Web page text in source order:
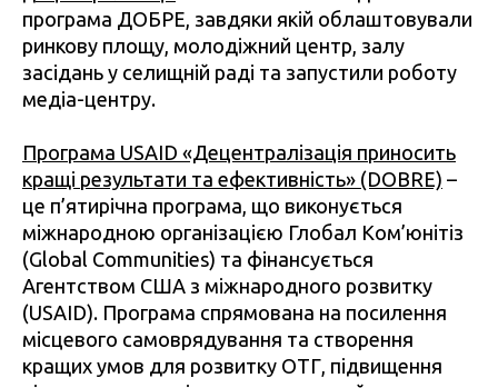
програма ДОБРЕ, завдяки якій облаштовували
ринкову площу, молодіжний центр, залу
засідань у селищній раді та запустили роботу
медіа-центру.
Програма USAID «Децентралізація приносить
кращі результати та ефективність» (DOBRE) –
це п’ятирічна програма, що виконується
міжнародною організацією Глобал Ком’юнітіз
(Global Communities) та фінансується
Агентством США з міжнародного розвитку
(USAID). Програма спрямована на посилення
місцевого самоврядування та створення
кращих умов для розвитку ОТГ, підвищення